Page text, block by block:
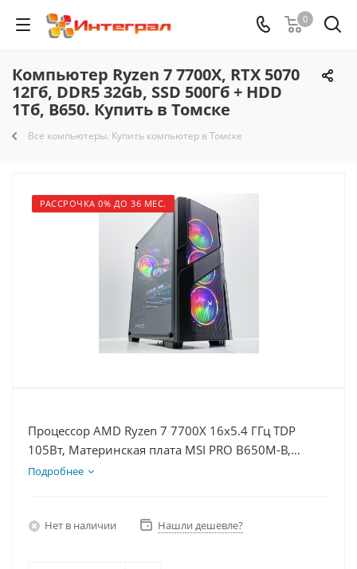
0
Компьютер Ryzen 7 7700X, RTX 5070
12Гб, DDR5 32Gb, SSD 500Гб + HDD
1Тб, B650. Купить в Томске
Все компьютеры. Купить компьютер в Томске
РАССРОЧКА 0% ДО 36 МЕС.
Процессор AMD Ryzen 7 7700X 16x5.4 ГГц TDP
105Вт, Материнская плата MSI PRO B650M-B,
Видеокарта RTX 5070 12Гб, Память DDR5 32Gb,
Подробнее
Нет в наличии Нашли дешевле?